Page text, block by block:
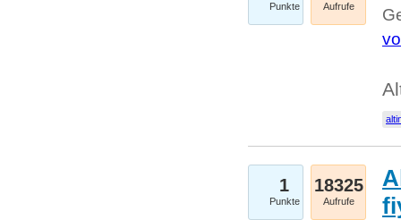
Punkte Aufrufe
1
Punkte
18325
Aufrufe